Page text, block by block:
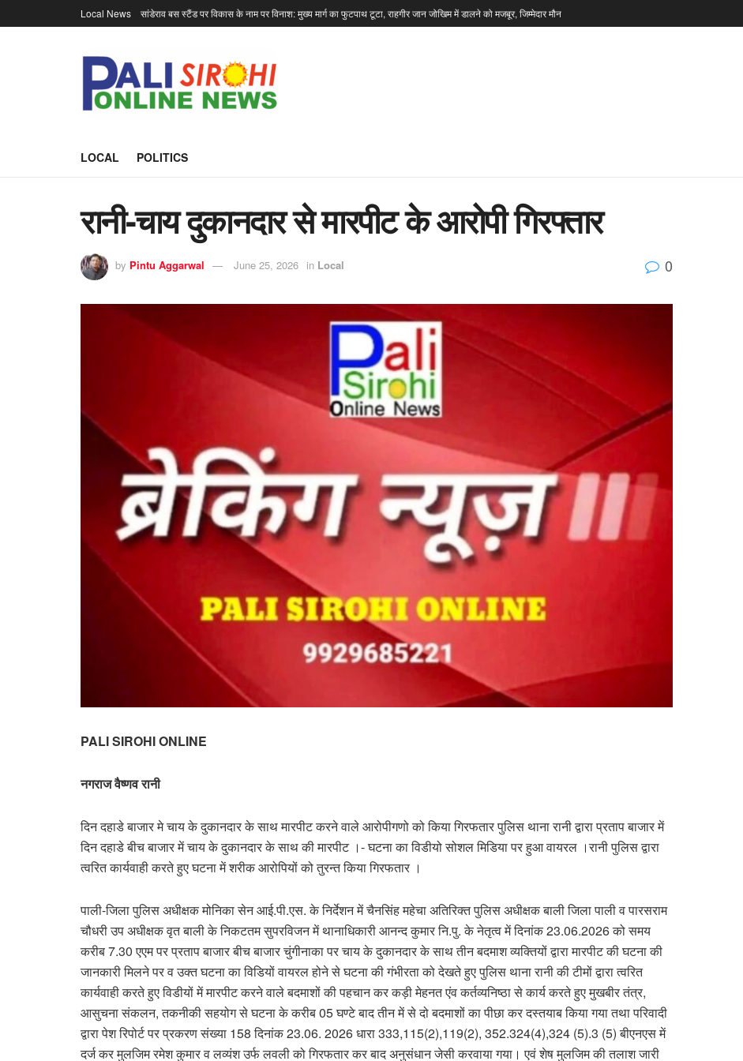
Local News सांडेराव बस स्टैंड पर विकास के नाम पर विनाश: मुख्य मार्ग का फुटपाथ टूटा, राहगीर जान जोखिम में डालने को मजबूर, जिम्मेदार मौन
LOCAL POLITICS
रानी-चाय दुकानदार से मारपीट के आरोपी गिरफ्तार
by Pintu Aggarwal June 25, 2026 in Local 0
PALI SIROHI ONLINE
नगराज वैष्णव रानी
दिन दहाडे बाजार मे चाय के दुकानदार के साथ मारपीट करने वाले आरोपीगणो को किया गिरफतार पुलिस थाना रानी द्वारा प्रताप बाजार में
दिन दहाडे बीच बाजार में चाय के दुकानदार के साथ की मारपीट ।- घटना का विडीयो सोशल मिडिया पर हुआ वायरल ।रानी पुलिस द्वारा
त्वरित कार्यवाही करते हुए घटना में शरीक आरोपियों को तुरन्त किया गिरफतार ।
पाली-जिला पुलिस अधीक्षक मोनिका सेन आई.पी.एस. के निर्देशन में चैनसिंह महेचा अतिरिक्त पुलिस अधीक्षक बाली जिला पाली व पारसराम
चौधरी उप अधीक्षक वृत बाली के निकटतम सुपरविजन में थानाधिकारी आनन्द कुमार नि.पु. के नेतृत्व में दिनांक 23.06.2026 को समय
करीब 7.30 एएम पर प्रताप बाजार बीच बाजार चुंगीनाका पर चाय के दुकानदार के साथ तीन बदमाश व्यक्तियों द्वारा मारपीट की घटना की
जानकारी मिलने पर व उक्त घटना का विडियों वायरल होने से घटना की गंभीरता को देखते हुए पुलिस थाना रानी की टीमों द्वारा त्वरित
कार्यवाही करते हुए विडीयों में मारपीट करने वाले बदमाशों की पहचान कर कड़ी मेहनत एंव कर्तव्यनिष्ठा से कार्य करते हुए मुखबीर तंत्र,
आसुचना संकलन, तकनीकी सहयोग से घटना के करीब 05 घण्टे बाद तीन में से दो बदमाशों का पीछा कर दस्तयाब किया गया तथा परिवादी
द्वारा पेश रिपोर्ट पर प्रकरण संख्या 158 दिनांक 23.06. 2026 धारा 333,115(2),119(2), 352.324(4),324 (5).3 (5) बीएनएस में
दर्ज कर मुलजिम रमेश कुमार व लव्यंश उर्फ लवली को गिरफतार कर बाद अनुसंधान जेसी करवाया गया। एवं शेष मुलजिम की तलाश जारी